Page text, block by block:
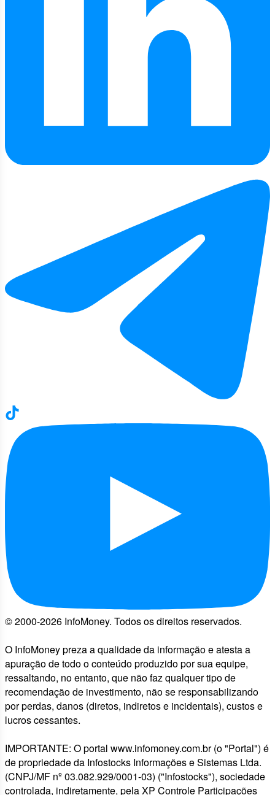
© 2000-2026 InfoMoney. Todos os direitos reservados.
O InfoMoney preza a qualidade da informação e atesta a
apuração de todo o conteúdo produzido por sua equipe,
ressaltando, no entanto, que não faz qualquer tipo de
recomendação de investimento, não se responsabilizando
por perdas, danos (diretos, indiretos e incidentais), custos e
lucros cessantes.
IMPORTANTE: O portal www.infomoney.com.br (o "Portal") é
de propriedade da Infostocks Informações e Sistemas Ltda.
(CNPJ/MF nº 03.082.929/0001-03) ("Infostocks"), sociedade
controlada, indiretamente, pela XP Controle Participações